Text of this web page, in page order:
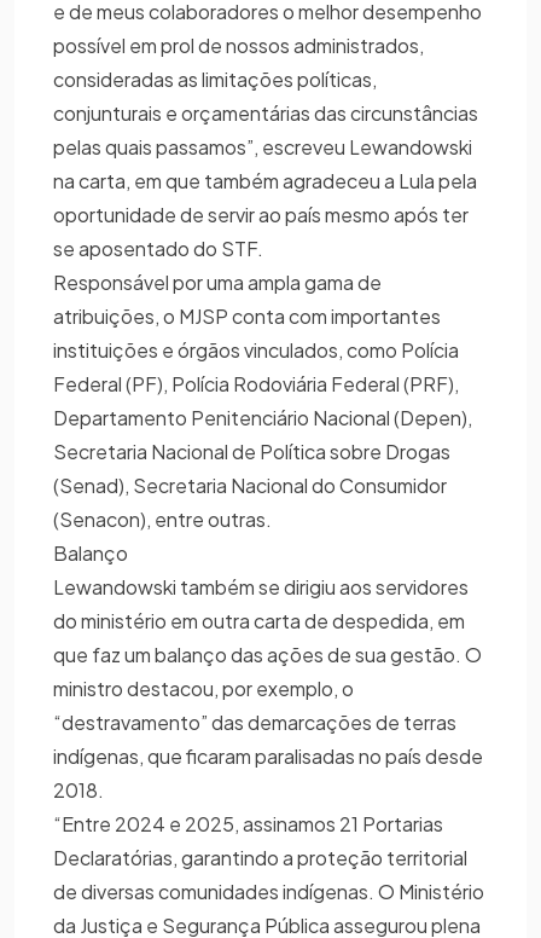
e de meus colaboradores o melhor desempenho
possível em prol de nossos administrados,
consideradas as limitações políticas,
conjunturais e orçamentárias das circunstâncias
pelas quais passamos”, escreveu Lewandowski
na carta, em que também agradeceu a Lula pela
oportunidade de servir ao país mesmo após ter
se aposentado do STF.
Responsável por uma ampla gama de
atribuições, o MJSP conta com importantes
instituições e órgãos vinculados, como Polícia
Federal (PF), Polícia Rodoviária Federal (PRF),
Departamento Penitenciário Nacional (Depen),
Secretaria Nacional de Política sobre Drogas
(Senad), Secretaria Nacional do Consumidor
(Senacon), entre outras.
Balanço
Lewandowski também se dirigiu aos servidores
do ministério em outra carta de despedida, em
que faz um balanço das ações de sua gestão. O
ministro destacou, por exemplo, o
“destravamento” das demarcações de terras
indígenas, que ficaram paralisadas no país desde
2018.
“Entre 2024 e 2025, assinamos 21 Portarias
Declaratórias, garantindo a proteção territorial
de diversas comunidades indígenas. O Ministério
da Justiça e Segurança Pública assegurou plena